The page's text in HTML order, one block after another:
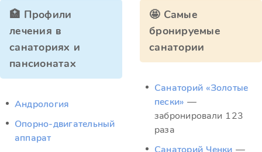
🏥 Профили
лечения в
санаториях и
пансионатах
Андрология
Опорно-двигательный
аппарат
🤩 Самые
бронируемые
санатории
Санаторий «Золотые
пески» —
забронировали 123
раза